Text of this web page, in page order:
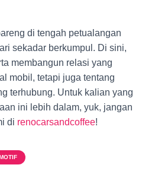
di tengah petualangan
sekadar berkumpul. Di sini,
membangun relasi yang
mobil, tetapi juga tentang
terhubung. Untuk kalian yang
ini lebih dalam, yuk, jangan
di renocarsandcoffee!